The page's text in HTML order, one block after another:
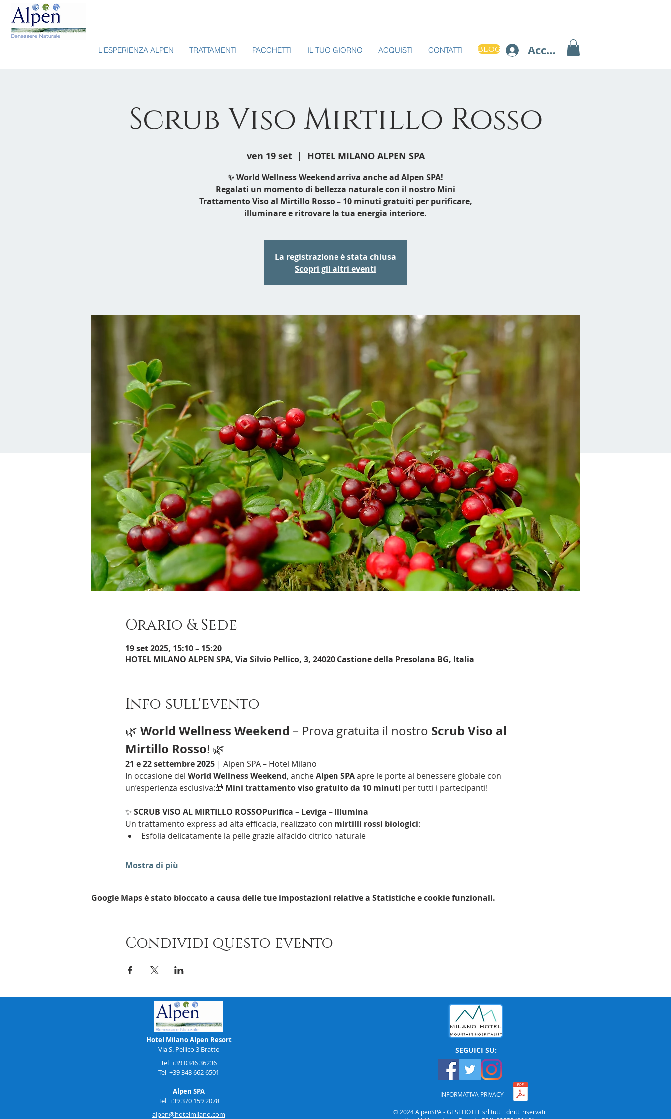
L'ESPERIENZA ALPEN TRATTAMENTI PACCHETTI IL TUO GIORNO ACQUISTI CONTATTI BLOG Accedi
Scrub Viso Mirtillo Rosso
ven 19 set
  |
HOTEL MILANO ALPEN SPA
✨ World Wellness Weekend arriva anche ad Alpen SPA!
Regalati un momento di bellezza naturale con il nostro Mini
Trattamento Viso al Mirtillo Rosso – 10 minuti gratuiti per purificare,
illuminare e ritrovare la tua energia interiore.
La registrazione è stata chiusa
Scopri gli altri eventi
Orario & Sede
19 set 2025, 15:10 – 15:20
HOTEL MILANO ALPEN SPA, Via Silvio Pellico, 3, 24020 Castione della Presolana BG, Italia
Info sull'evento
🌿 World Wellness Weekend – Prova gratuita il nostro Scrub Viso al
Mirtillo Rosso! 🌿
21 e 22 settembre 2025 | Alpen SPA – Hotel Milano
In occasione del World Wellness Weekend, anche Alpen SPA apre le porte al benessere globale con
un’esperienza esclusiva:🎁 Mini trattamento viso gratuito da 10 minuti per tutti i partecipanti!
✨ SCRUB VISO AL MIRTILLO ROSSOPurifica – Leviga – Illumina
Un trattamento express ad alta efficacia, realizzato con mirtilli rossi biologici:
Esfolia delicatamente la pelle grazie all’acido citrico naturale
Mostra di più
Google Maps è stato bloccato a causa delle tue impostazioni relative a Statistiche e cookie funzionali.
Condividi questo evento
Hotel Milano Alpen Resort
Via S. Pellico 3 Bratto
Tel +39 0346 36236
Tel +39 348 662 6501
Alpen SPA
Tel +39 370 159 2078
alpen@hotelmilano.com
SEGUICI SU:
INFORMATIVA PRIVACY
© 2024 AlpenSPA - GESTHOTEL srl tutti i diritti riservati